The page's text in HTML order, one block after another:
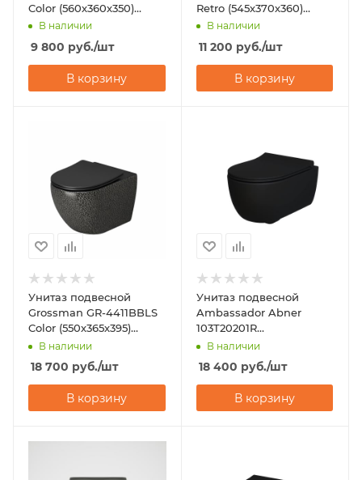
Color (560х360х350)
черный
В наличии
9 800 руб./шт
В корзину
Retro (545х370х360)
черный
В наличии
11 200 руб./шт
В корзину
Унитаз подвесной
Grossman GR-4411BBLS
Color (550х365х395)
черный
В наличии
18 700 руб./шт
В корзину
Унитаз подвесной
Ambassador Abner
103T20201R
(545х360х330)
В наличии
18 400 руб./шт
В корзину